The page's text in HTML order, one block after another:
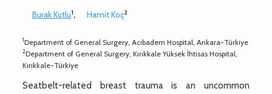
Burak Kutlu1, Hamit Koç2
1Department of General Surgery, Acıbadem Hospital, Ankara-Türkiye
2Department of General Surgery, Kırıkkale Yüksek İhtisas Hospital,
Kırıkkale-Türkiye
Seatbelt-related breast trauma is an uncommon